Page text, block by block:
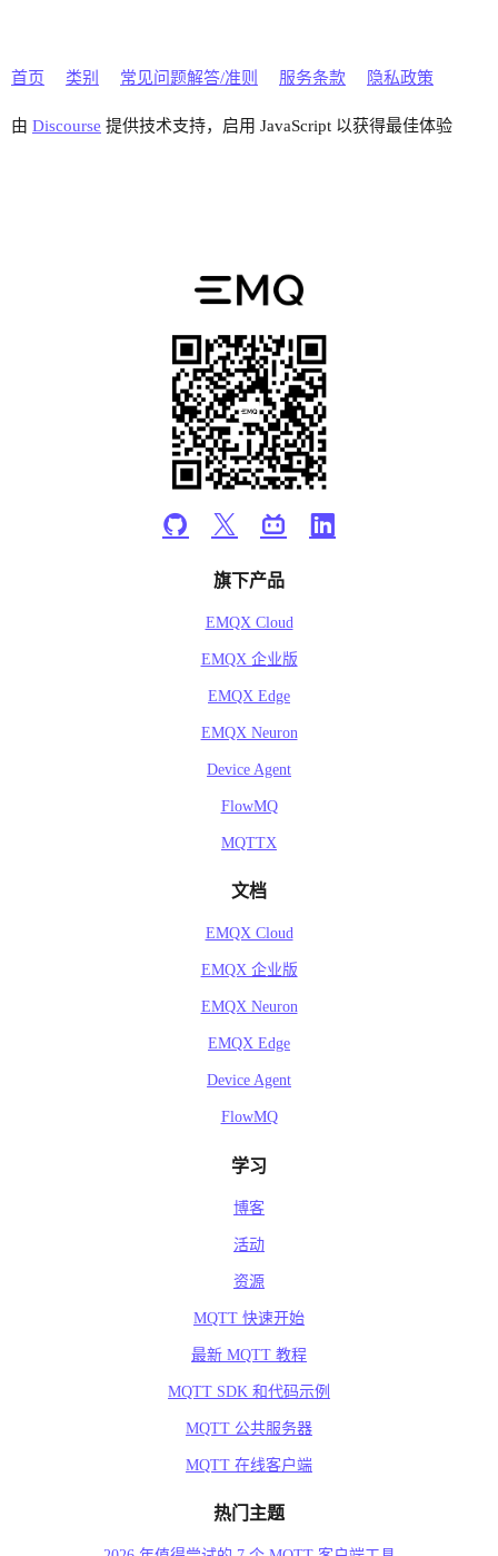
首页 类别 常见问题解答/准则 服务条款 隐私政策
由 Discourse 提供技术支持，启用 JavaScript 以获得最佳体验
旗下产品
EMQX Cloud
EMQX 企业版
EMQX Edge
EMQX Neuron
Device Agent
FlowMQ
MQTTX
文档
EMQX Cloud
EMQX 企业版
EMQX Neuron
EMQX Edge
Device Agent
FlowMQ
学习
博客
活动
资源
MQTT 快速开始
最新 MQTT 教程
MQTT SDK 和代码示例
MQTT 公共服务器
MQTT 在线客户端
热门主题